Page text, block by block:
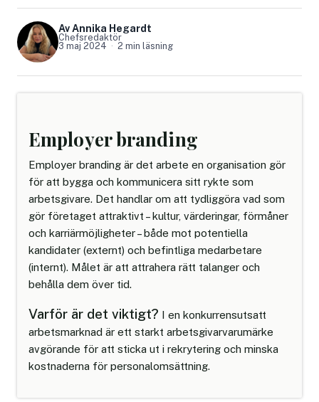
Av Annika Hegardt
Chefsredaktör
3 maj 2024
2 min läsning
Employer branding
Employer branding är det arbete en organisation gör
för att bygga och kommunicera sitt rykte som
arbetsgivare. Det handlar om att tydliggöra vad som
gör företaget attraktivt – kultur, värderingar, förmåner
och karriärmöjligheter – både mot potentiella
kandidater (externt) och befintliga medarbetare
(internt). Målet är att attrahera rätt talanger och
behålla dem över tid.
Varför är det viktigt? I en konkurrensutsatt
arbetsmarknad är ett starkt arbetsgivarvarumärke
avgörande för att sticka ut i rekrytering och minska
kostnaderna för personalomsättning.